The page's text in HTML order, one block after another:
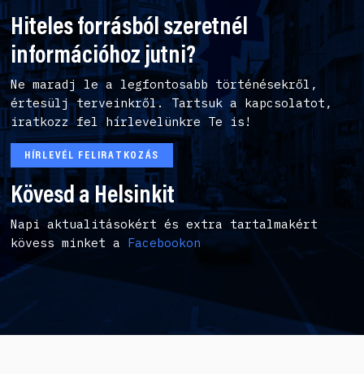
Hiteles forrásból szeretnél
információhoz jutni?
Ne maradj le a legfontosabb történésekről,
értesülj terveinkről. Tartsuk a kapcsolatot,
iratkozz fel hírlevelünkre Te is!
HÍRLEVÉL FELIRATKOZÁS
Kövesd a Helsinkit
Napi aktualitásokért és extra tartalmakért
kövess minket a Facebookon